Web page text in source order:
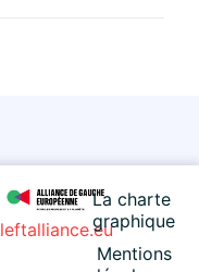
La charte
graphique
Mentions
leftalliance.eu